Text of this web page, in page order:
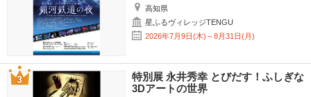
高知県
星ふるヴィレッジTENGU
2026年7月9日(木)～8月31日(月)
特別展 永井秀幸 とびだす！ふしぎな
3Dアートの世界